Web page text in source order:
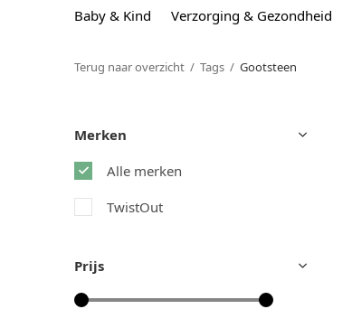
Baby & Kind Verzorging & Gezondheid
Terug naar overzicht Tags Gootsteen
Merken
Alle merken
TwistOut
Prijs